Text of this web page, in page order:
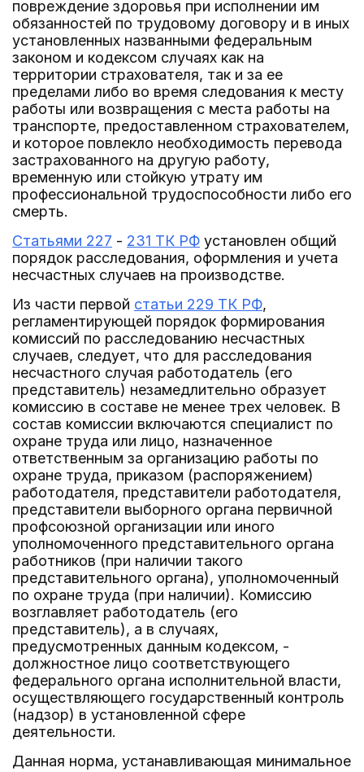
повреждение здоровья при исполнении им
обязанностей по трудовому договору и в иных
установленных названными федеральным
законом и кодексом случаях как на
территории страхователя, так и за ее
пределами либо во время следования к месту
работы или возвращения с места работы на
транспорте, предоставленном страхователем,
и которое повлекло необходимость перевода
застрахованного на другую работу,
временную или стойкую утрату им
профессиональной трудоспособности либо его
смерть.
Статьями 227 - 231 ТК РФ установлен общий
порядок расследования, оформления и учета
несчастных случаев на производстве.
Из части первой статьи 229 ТК РФ,
регламентирующей порядок формирования
комиссий по расследованию несчастных
случаев, следует, что для расследования
несчастного случая работодатель (его
представитель) незамедлительно образует
комиссию в составе не менее трех человек. В
состав комиссии включаются специалист по
охране труда или лицо, назначенное
ответственным за организацию работы по
охране труда, приказом (распоряжением)
работодателя, представители работодателя,
представители выборного органа первичной
профсоюзной организации или иного
уполномоченного представительного органа
работников (при наличии такого
представительного органа), уполномоченный
по охране труда (при наличии). Комиссию
возглавляет работодатель (его
представитель), а в случаях,
предусмотренных данным кодексом, -
должностное лицо соответствующего
федерального органа исполнительной власти,
осуществляющего государственный контроль
(надзор) в установленной сфере
деятельности.
Данная норма, устанавливающая минимальное